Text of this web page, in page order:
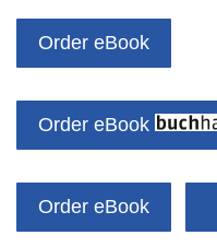
Order eBook
Order eBook
Order eBook